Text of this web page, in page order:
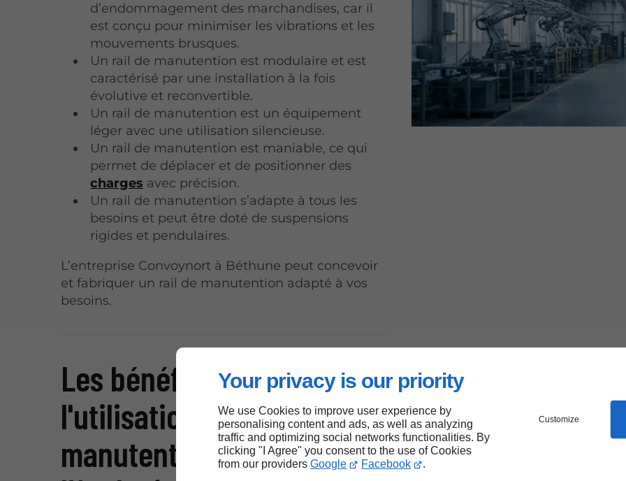
Your privacy is our priority
We use Cookies to improve user experience by
personalising content and ads, as well as analyzing
traffic and optimizing social networks functionalities. By
clicking "I Agree" you consent to the use of Cookies
from our providers Google Facebook .
Customize
d’endommagement des marchandises, car il
est conçu pour minimiser les vibrations et les
mouvements brusques.
Un rail de manutention est modulaire et est
caractérisé par une installation à la fois
évolutive et reconvertible.
Un rail de manutention est un équipement
léger avec une utilisation silencieuse.
Un rail de manutention est maniable, ce qui
permet de déplacer et de positionner des
charges avec précision.
Un rail de manutention s’adapte à tous les
besoins et peut être doté de suspensions
rigides et pendulaires.
L’entreprise Convoynort à Béthune peut concevoir
et fabriquer un rail de manutention adapté à vos
besoins.
Les bénéfices de
l'utilisation d'un rail de
manutention pour